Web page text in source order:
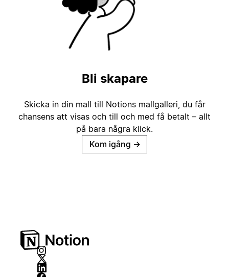
Bli skapare
Skicka in din mall till Notions mallgalleri, du får
chansens att visas och till och med få betalt – allt
på bara några klick.
Kom igång →